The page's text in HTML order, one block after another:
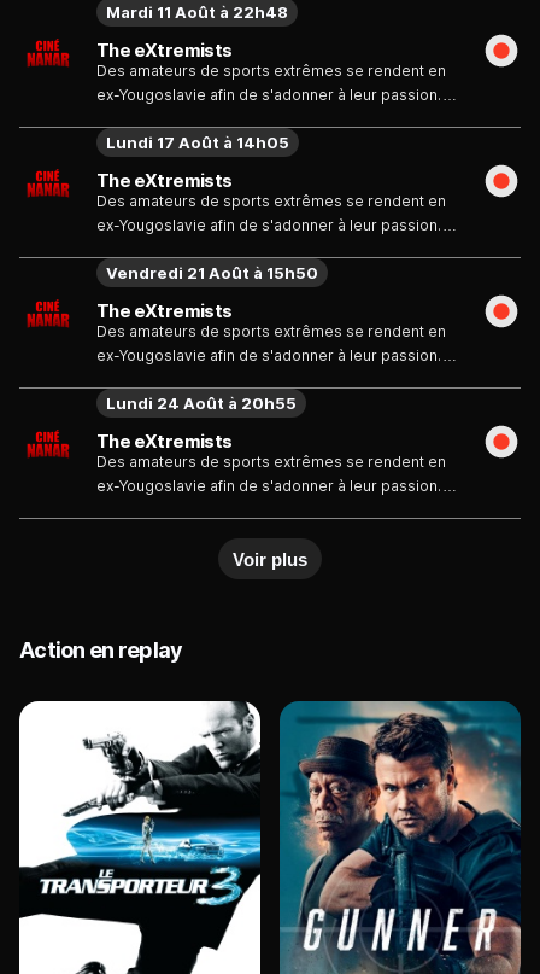
The eXtremists
Des amateurs de sports extrêmes se rendent en
ex-Yougoslavie afin de s'adonner à leur passion.
par hasard l'image d'un dangereux criminel serbe,
échapper à ses juges. Pavle veut éliminer ces
témoins gênants...
Mardi 11 Août à 22h48
The eXtremists
Des amateurs de sports extrêmes se rendent en
ex-Yougoslavie afin de s'adonner à leur passion.
par hasard l'image d'un dangereux criminel serbe,
échapper à ses juges. Pavle veut éliminer ces
témoins gênants...
Lundi 17 Août à 14h05
The eXtremists
Des amateurs de sports extrêmes se rendent en
ex-Yougoslavie afin de s'adonner à leur passion.
par hasard l'image d'un dangereux criminel serbe,
échapper à ses juges. Pavle veut éliminer ces
témoins gênants...
Vendredi 21 Août à 15h50
The eXtremists
Des amateurs de sports extrêmes se rendent en
ex-Yougoslavie afin de s'adonner à leur passion.
par hasard l'image d'un dangereux criminel serbe,
un certain Slobodan Pavle, qui était parvenu à
échapper à ses juges. Pavle veut éliminer ces
Lundi 24 Août à 20h55
Voir plus
Action en replay